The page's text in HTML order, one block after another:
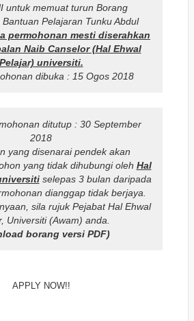
untuk memuat turun Borang
Pelajaran Tunku Abdul
permohonan mesti diserahkan
Naib Canselor (Hal Ehwal
Pelajar) universiti.
dibuka : 15 Ogos 2018
ditutup : 30 September
2018
yang disenarai pendek akan
yang tidak dihubungi oleh Hal
selepas 3 bulan daripada
dianggap tidak berjaya.
sila rujuk Pejabat Hal Ehwal
Universiti (Awam) anda.
borang versi PDF)
APPLY NOW!!